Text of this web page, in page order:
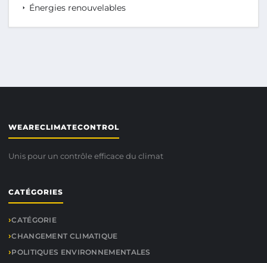
Énergies renouvelables
WEARECLIMATECONTROL
Unis pour un contrôle efficace du climat
CATÉGORIES
CATÉGORIE
CHANGEMENT CLIMATIQUE
POLITIQUES ENVIRONNEMENTALES